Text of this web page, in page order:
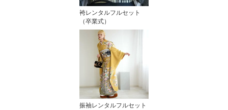
袴レンタルフルセット
（卒業式）
振袖レンタルフルセット